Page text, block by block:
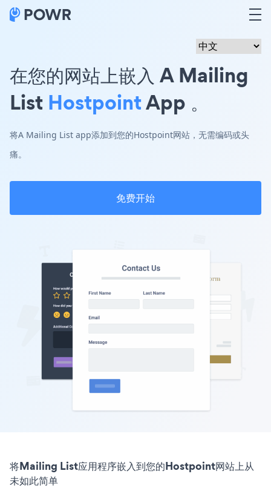
在您的网站上嵌入 A Mailing
List HostpointApp 。
将A Mailing List app添加到您的Hostpoint网站，无需编码或头
痛。
免费开始
将Mailing List应用程序嵌入到您的Hostpoint网站上从
未如此简单